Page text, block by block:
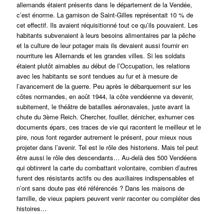
allemands étaient présents dans le département de la Vendée,
c’est énorme. La garnison de Saint-Gilles représentait 10 % de
cet effectif. Ils avaient réquisitionné tout ce qu’ils pouvaient. Les
habitants subvenaient à leurs besoins alimentaires par la pêche
et la culture de leur potager mais ils devaient aussi fournir en
nourriture les Allemands et les grandes villes. Si les soldats
étaient plutôt aimables au début de l’Occupation, les relations
avec les habitants se sont tendues au fur et à mesure de
l’avancement de la guerre. Peu après le débarquement sur les
côtes normandes, en août 1944, la côte vendéenne va devenir,
subitement, le théâtre de batailles aéronavales, juste avant la
chute du 3ème Reich. Chercher, fouiller, dénicher, exhumer ces
documents épars, ces traces de vie qui racontent le meilleur et le
pire, nous font regarder autrement le présent, pour mieux nous
projeter dans l’avenir. Tel est le rôle des historiens. Mais tel peut
être aussi le rôle des descendants… Au-delà des 500 Vendéens
qui obtinrent la carte du combattant volontaire, combien d’autres
furent des résistants actifs ou des auxiliaires indispensables et
n’ont sans doute pas été référencés ? Dans les maisons de
famille, de vieux papiers peuvent venir raconter ou compléter des
histoires…